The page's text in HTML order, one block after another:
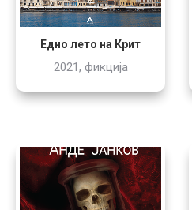
Едно лето на Крит
2021, фикција